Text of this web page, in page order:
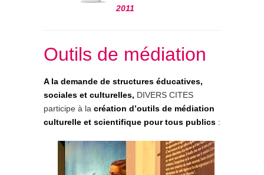
2011
Outils de médiation
A la demande de structures éducatives,
sociales et culturelles, DIVERS CITES
participe à la création d’outils de médiation
culturelle et scientifique pour tous publics :